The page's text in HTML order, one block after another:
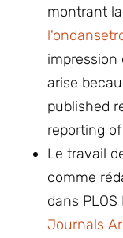
montrant la
arise
published
reporting
Le travail
comme
dans
Journals